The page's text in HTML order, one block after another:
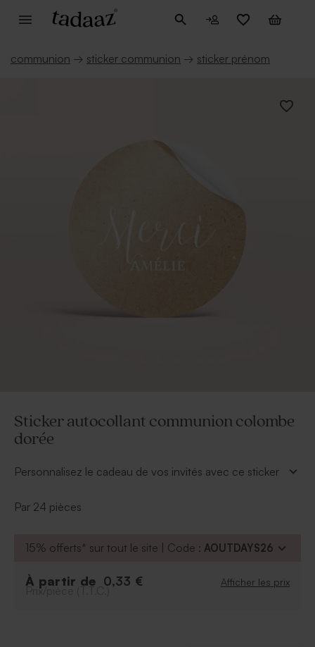
communion → sticker communion → sticker prénom
Sticker autocollant communion colombe
dorée
Personnalisez le cadeau de vos invités avec ce sticker
texte dans notre outil en ligne en sélectionnant la
Le produit est commercialisé séparément du
Par 24 pièces
15% offerts* sur tout le site | Code : AOUTDAYS26
À partir de 0,33 € Afficher les prix
Prix/pièce (T.T.C.)